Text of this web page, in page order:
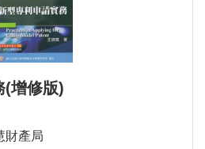
(增修版)
財產局